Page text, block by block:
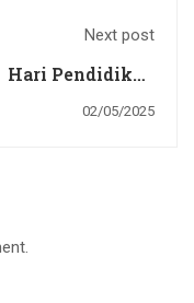
Next post
Hari Pendidikan
Nasional Tahun
02/05/2025